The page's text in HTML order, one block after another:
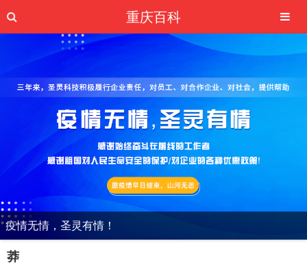
重庆百科
疫情无情，圣灵有情！
莽